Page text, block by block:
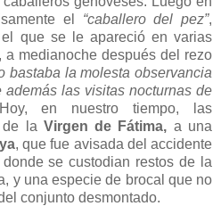
el “caballero del pez”,
que se le apareció en varias
medianoche después del rezo
bastaba la molesta observancia
las visitas nocturnas de
en nuestro tiempo, las
la Virgen de Fátima, a una
, que fue avisada del accidente
se custodian restos de la
y una especie de brocal que no
conjunto desmontado.